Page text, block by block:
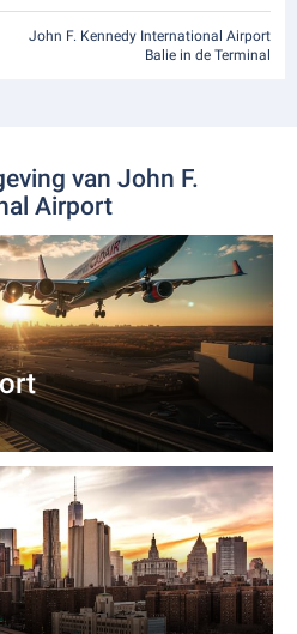
John F. Kennedy International Airport
Balie in de Terminal
van John F.
Airport